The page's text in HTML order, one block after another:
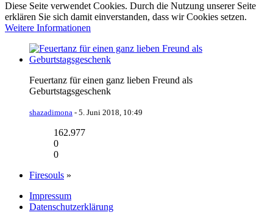
Diese Seite verwendet Cookies. Durch die Nutzung unserer Seite
erklären Sie sich damit einverstanden, dass wir Cookies setzen.
Weitere Informationen
Feuertanz für einen ganz lieben Freund als
Geburtstagsgeschenk
shazadimona - 5. Juni 2018, 10:49
162.977
0
0
Firesouls »
Impressum
Datenschutzerklärung